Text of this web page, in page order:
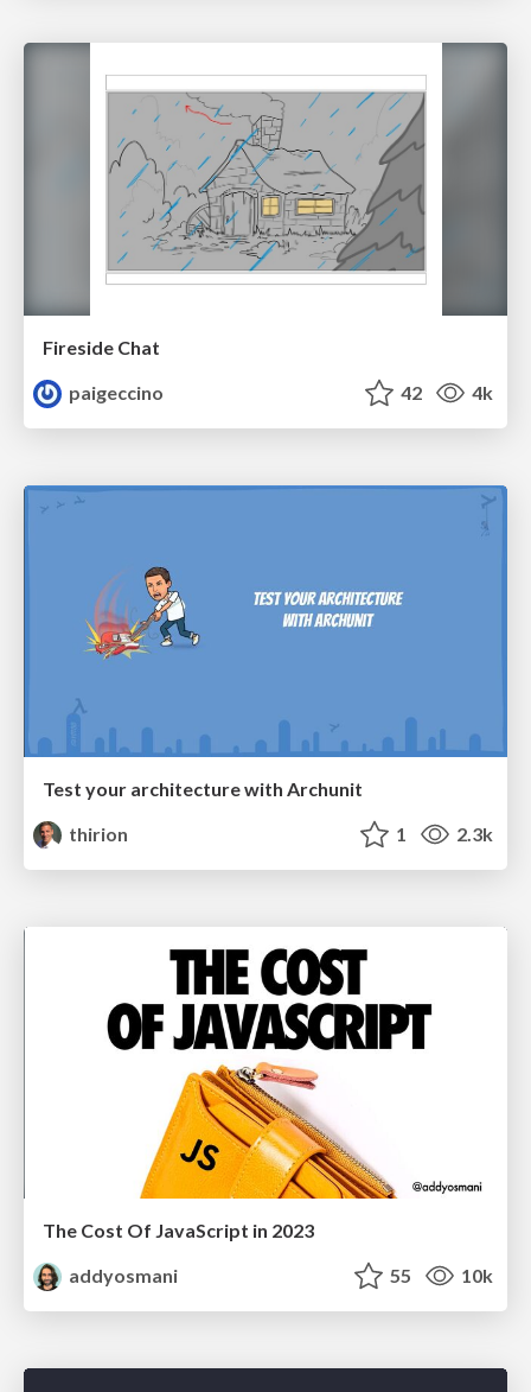
Fireside Chat
paigeccino
42 4k
Test your architecture with Archunit
thirion
1 2.3k
The Cost Of JavaScript in 2023
addyosmani
55 10k